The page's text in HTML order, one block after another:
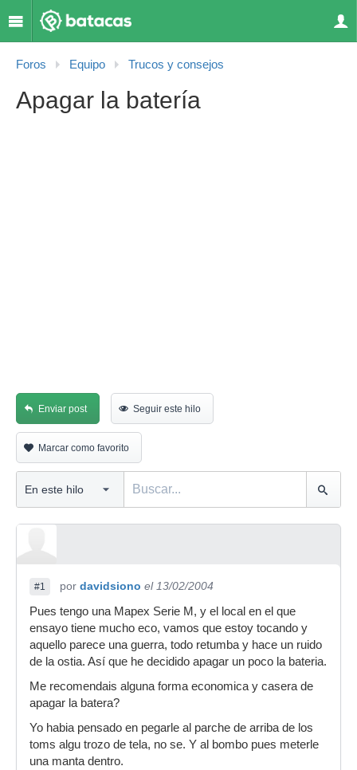
Foros Equipo Trucos y consejos
Apagar la batería
Enviar post Seguir este hilo
Marcar como favorito
#1 por davidsiono el 13/02/2004
Pues tengo una Mapex Serie M, y el local en el que
ensayo tiene mucho eco, vamos que estoy tocando y
aquello parece una guerra, todo retumba y hace un ruido
de la ostia. Así que he decidido apagar un poco la bateria.
Me recomendais alguna forma economica y casera de
apagar la batera?
Yo habia pensado en pegarle al parche de arriba de los
toms algu trozo de tela, no se. Y al bombo pues meterle
una manta dentro.